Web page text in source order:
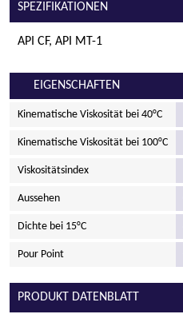
SPEZIFIKATIONEN
API CF, API MT-1
EIGENSCHAFTEN
Kinematische Viskosität bei 40°C
Kinematische Viskosität bei 100°C
Viskositätsindex
Aussehen
Dichte bei 15°C
Pour Point
PRODUKT DATENBLATT